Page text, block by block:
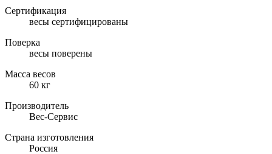
Сертификация
весы сертифицированы
Поверка
весы поверены
Масса весов
60 кг
Производитель
Вес-Сервис
Страна изготовления
Россия